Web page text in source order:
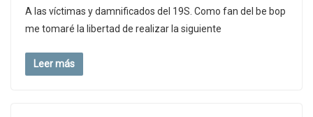
A las víctimas y damnificados del 19S. Como fan del be bop
me tomaré la libertad de realizar la siguiente
Leer más